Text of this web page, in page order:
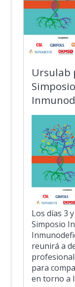
Ursulab
Los días 3
Simposio
reunirá a
para
en torno a